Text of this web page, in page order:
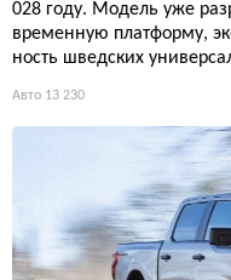
028 году. Модель уже
временную платформу,
ность шведских
Авто 13 230